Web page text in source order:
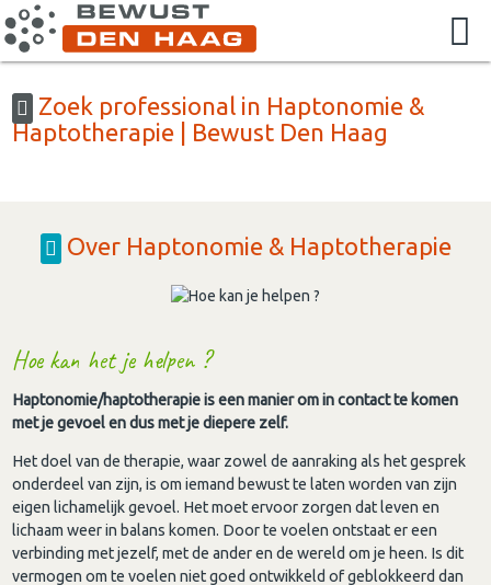
Zoek professional in Haptonomie &
Haptotherapie | Bewust Den Haag
Over Haptonomie & Haptotherapie
Hoe kan het je helpen ?
Haptonomie/haptotherapie is een manier om in contact te komen
met je gevoel en dus met je diepere zelf.
Het doel van de therapie, waar zowel de aanraking als het gesprek
onderdeel van zijn, is om iemand bewust te laten worden van zijn
eigen lichamelijk gevoel. Het moet ervoor zorgen dat leven en
lichaam weer in balans komen. Door te voelen ontstaat er een
verbinding met jezelf, met de ander en de wereld om je heen. Is dit
vermogen om te voelen niet goed ontwikkeld of geblokkeerd dan